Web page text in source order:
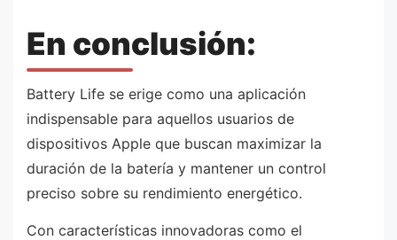
En conclusión:
Battery Life se erige como una aplicación
indispensable para aquellos usuarios de
dispositivos Apple que buscan maximizar la
duración de la batería y mantener un control
preciso sobre su rendimiento energético.
Con características innovadoras como el